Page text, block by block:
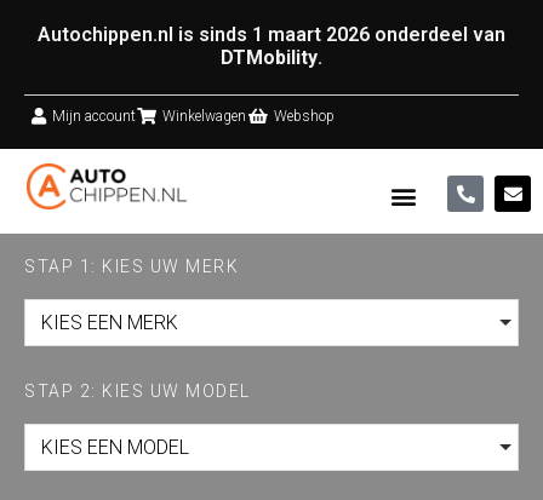
Autochippen.nl is sinds 1 maart 2026 onderdeel van
DTMobility.
Mijn account Winkelwagen Webshop
STAP 1: KIES UW MERK
KIES EEN MERK
STAP 2: KIES UW MODEL
KIES EEN MODEL